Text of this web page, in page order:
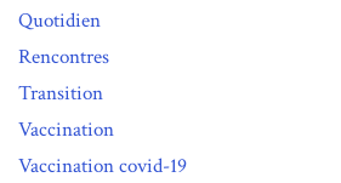
Quotidien
Rencontres
Transition
Vaccination
Vaccination covid-19